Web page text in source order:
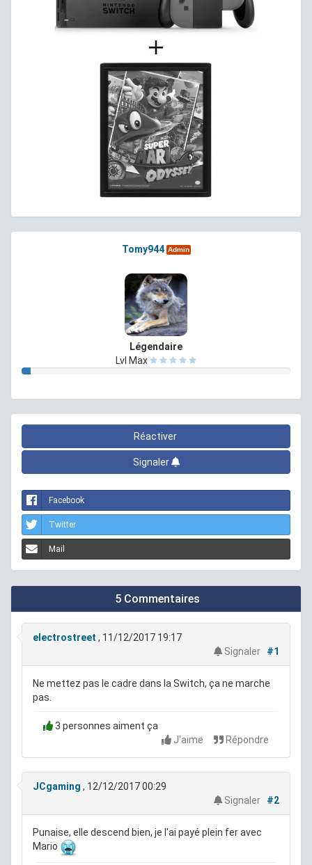
Tomy944 Admin
Légendaire
Lvl Max
Réactiver
Signaler
Facebook
Twitter
Mail
5 Commentaires
electrostreet , 11/12/2017 19:17
Signaler
#1
Ne mettez pas le cadre dans la Switch, ça ne marche
pas.
3 personnes aiment ça
J'aime
Répondre
JCgaming , 12/12/2017 00:29
Signaler
#2
Punaise, elle descend bien, je l'ai payé plein fer avec
Mario